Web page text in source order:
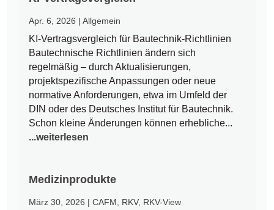
Apr. 6, 2026 |Allgemein
KI-Vertragsvergleich für Bautechnik-Richtlinien
Bautechnische Richtlinien ändern sich
regelmäßig – durch Aktualisierungen,
projektspezifische Anpassungen oder neue
normative Anforderungen, etwa im Umfeld der
DIN oder des Deutsches Institut für Bautechnik.
Schon kleine Änderungen können erhebliche...
...weiterlesen
Medizinprodukte
März 30, 2026 |CAFM RKV, RKV-View